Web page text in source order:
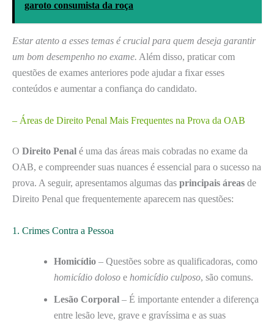
garoto consumista da roça
Estar atento a esses temas é crucial para quem deseja garantir
um bom desempenho no exame. Além disso, praticar com
questões de exames anteriores pode ajudar a fixar esses
conteúdos e aumentar a confiança do candidato.
– Áreas de Direito Penal Mais Frequentes na Prova da OAB
O Direito Penal é uma das áreas mais cobradas no exame da
OAB, e compreender suas nuances é essencial para o sucesso na
prova. A seguir, apresentamos algumas das principais áreas de
Direito Penal que frequentemente aparecem nas questões:
1. Crimes Contra a Pessoa
Homicídio – Questões sobre as qualificadoras, como
homicídio doloso e homicídio culposo, são comuns.
Lesão Corporal – É importante entender a diferença
entre lesão leve, grave e gravíssima e as suas